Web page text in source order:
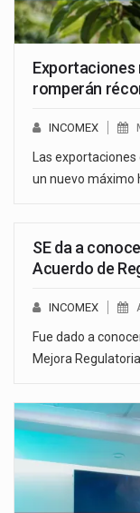
Exportaciones
romperán
INCOMEX
Las
un nuevo máximo
SE da a
Acuerdo de
INCOMEX
Fue dado a
Mejora